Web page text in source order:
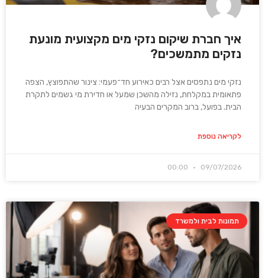
איך חברת שיקום נזקי מים מקצועית מונעת
נזקים מתמשכים?
נזקי מים נתפסים אצל רבים כאירוע חד־פעמי: צינור שהתפוצץ, הצפה
פתאומית במקלחת, נזילה מהשכן שמעל או חדירת מי גשמים לתקרת
הבית. בפועל, ברוב המקרים הבעיה
לקריאה נוספת
09/07/2026
תמונות לבית ולמשרד